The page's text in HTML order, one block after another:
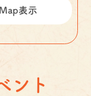
表示
ント